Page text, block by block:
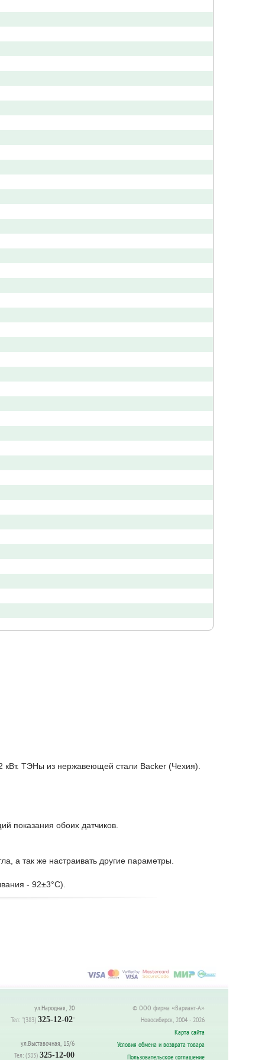
ТЭНы из нержавеющей стали Backer (Чехия).
показания обоих датчиков.
а так же настраивать другие параметры.
- 92±3°С).
ул.Народная, 20
Тел: "(383) 325-12-02"
ул.Выставочная, 15/6
Тел: (383) 325-12-00
© ООО фирма «Вариант-А»
Новосибирск, 2004 - 2026
Карта сайта
Условия обмена и возврата товара
Пользовательское соглашение